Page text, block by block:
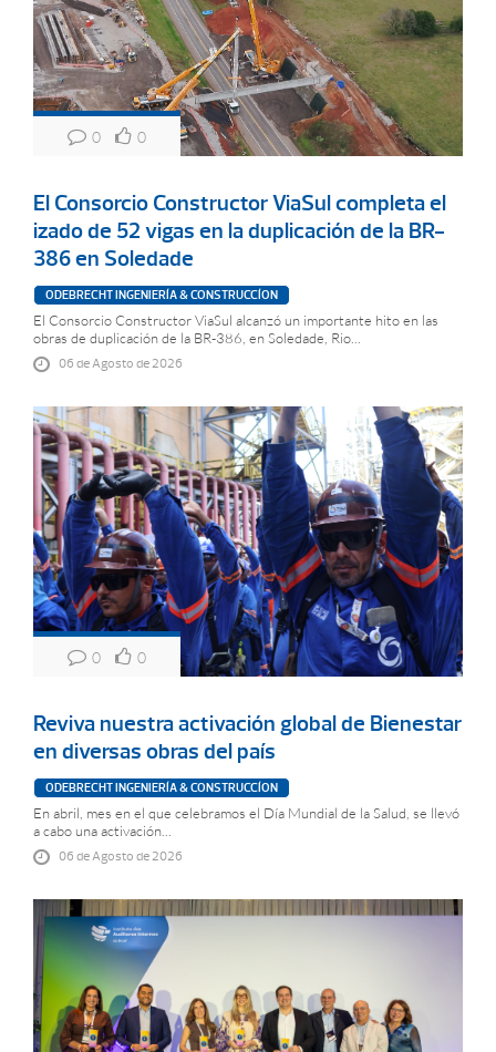
0 0
El Consorcio Constructor ViaSul completa el
izado de 52 vigas en la duplicación de la BR-
386 en Soledade
ODEBRECHT INGENIERÍA & CONSTRUCCÍON
El Consorcio Constructor ViaSul alcanzó un importante hito en las
obras de duplicación de la BR-386, en Soledade, Rio...
06 de Agosto de 2026
0 0
Reviva nuestra activación global de Bienestar
en diversas obras del país
ODEBRECHT INGENIERÍA & CONSTRUCCÍON
En abril, mes en el que celebramos el Día Mundial de la Salud, se llevó
a cabo una activación...
06 de Agosto de 2026